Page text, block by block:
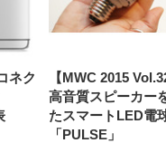
ネク
【MWC 2015
高音質スピーカー
たスマートLED電
「PULSE」